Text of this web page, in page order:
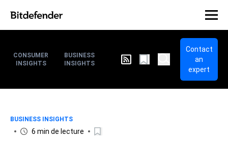
CONSUMER
INSIGHTS
BUSINESS
INSIGHTS
Contact
an
expert
BUSINESS INSIGHTS
6 min de lecture